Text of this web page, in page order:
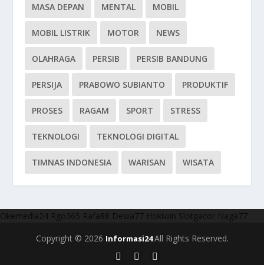
MASA DEPAN MENTAL MOBIL
MOBIL LISTRIK MOTOR NEWS
OLAHRAGA PERSIB PERSIB BANDUNG
PERSIJA PRABOWO SUBIANTO PRODUKTIF
PROSES RAGAM SPORT STRESS
TEKNOLOGI TEKNOLOGI DIGITAL
TIMNAS INDONESIA WARISAN WISATA
Okemedia24 Rgo365 Rafa88 Dewa77 Hokiwin Slotgacor Naga77
Copyright © 2026 Informasi24All Rights Reserved.